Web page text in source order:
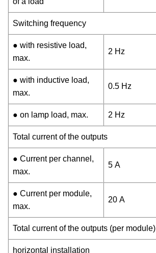
Switching frequency
● with resistive load,
max.
2 Hz
● with inductive load,
max.
0.5 Hz
● on lamp load, max. 2 Hz
Total current of the outputs
● Current per channel,
max.
5 A
● Current per module,
max.
20 A
Total current of the outputs (per module)
horizontal installation